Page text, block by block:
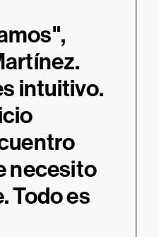
intuitivo.
necesito
Todo es